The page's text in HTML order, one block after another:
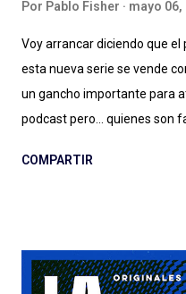
Por Pablo Fisher mayo 06,
Voy arrancar diciendo que el
esta nueva serie se vende
un gancho importante para
podcast pero... quienes son
ese lugar en el que vamos a
tener o no éxito con las
COMPARTIR